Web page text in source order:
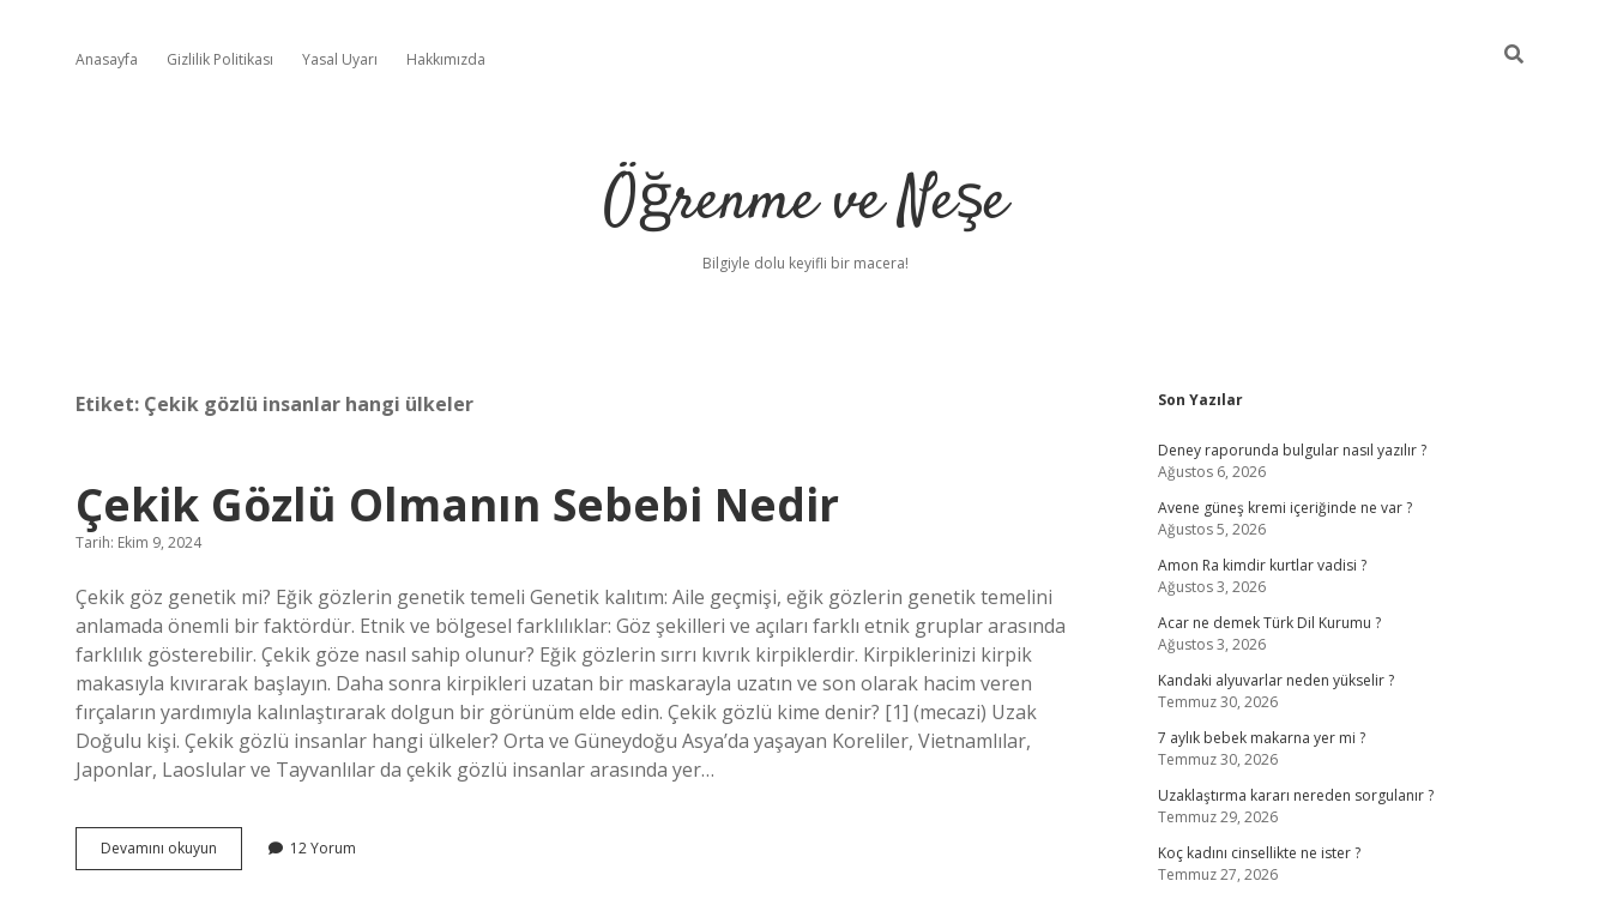
Anasayfa Gizlilik Politikası Yasal Uyarı Hakkımızda
Öğrenme ve Neşe
Bilgiyle dolu keyifli bir macera!
Etiket: Çekik gözlü insanlar hangi ülkeler
Çekik Gözlü Olmanın Sebebi Nedir
Tarih: Ekim 9, 2024
Çekik göz genetik mi? Eğik gözlerin genetik temeli Genetik kalıtım: Aile geçmişi, eğik gözlerin genetik temelini
anlamada önemli bir faktördür. Etnik ve bölgesel farklılıklar: Göz şekilleri ve açıları farklı etnik gruplar arasında
farklılık gösterebilir. Çekik göze nasıl sahip olunur? Eğik gözlerin sırrı kıvrık kirpiklerdir. Kirpiklerinizi kirpik
makasıyla kıvırarak başlayın. Daha sonra kirpikleri uzatan bir maskarayla uzatın ve son olarak hacim veren
fırçaların yardımıyla kalınlaştırarak dolgun bir görünüm elde edin. Çekik gözlü kime denir? [1] (mecazi) Uzak
Doğulu kişi. Çekik gözlü insanlar hangi ülkeler? Orta ve Güneydoğu Asya’da yaşayan Koreliler, Vietnamlılar,
Japonlar, Laoslular ve Tayvanlılar da çekik gözlü insanlar arasında yer…
Devamını okuyun
Gözlü
12 Yorum
Sidebar
Son Yazılar
Deney raporunda bulgular nasıl yazılır ?
Ağustos 6, 2026
Avene güneş kremi içeriğinde ne var ?
Ağustos 5, 2026
Amon Ra kimdir kurtlar vadisi ?
Ağustos 3, 2026
Acar ne demek Türk Dil Kurumu ?
Ağustos 3, 2026
Kandaki alyuvarlar neden yükselir ?
Temmuz 30, 2026
7 aylık bebek makarna yer mi ?
Temmuz 30, 2026
Uzaklaştırma kararı nereden sorgulanır ?
Temmuz 29, 2026
Koç kadını cinsellikte ne ister ?
Temmuz 27, 2026